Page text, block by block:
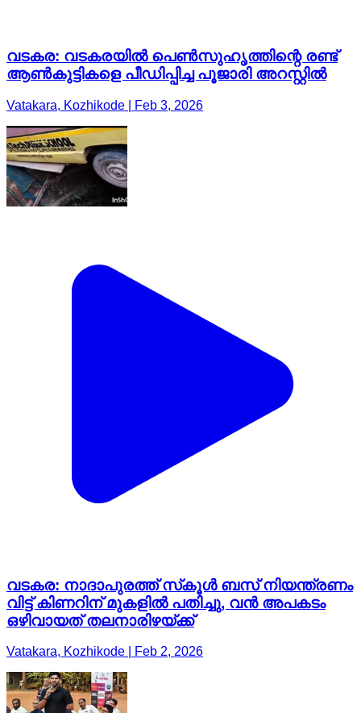
വടകര: വടകരയിൽ പെൺസുഹൃത്തിന്റെ രണ്ട്
ആൺകുട്ടികളെ പീഡിപ്പിച്ച പൂജാരി അറസ്റ്റിൽ
Vatakara, Kozhikode | Feb 3, 2026
വടകര: നാദാപുരത്ത് സ്‌കൂൾ ബസ് നിയന്ത്രണം
വിട്ട് കിണറിന് മുകളിൽ പതിച്ചു, വൻ അപകടം
ഒഴിവായത് തലനാരിഴയ്ക്ക്
Vatakara, Kozhikode | Feb 2, 2026